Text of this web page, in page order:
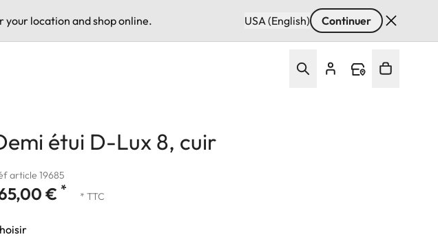
location and shop online. USA (English) Continuer
étui D-Lux 8, cuir
article 19685
€ * * TTC